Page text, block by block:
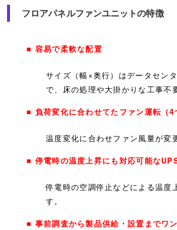
フロアパネルファンユニットの特徴
■ 容易で柔軟な配置
サイズ（幅×奥行）はデータセン
で、床の処理や大掛かりな工事不
■ 負荷変化に合わせてたファン運転（4
温度変化に合わせファン風量が変
■ 停電時の温度上昇にも対応可能な
停電時の空調停止などによる温度
す。
■ 事前調査から製品供給・設置までワ